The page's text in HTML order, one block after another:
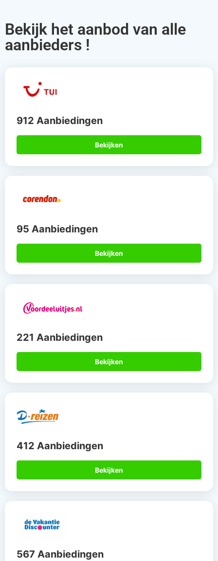
Bekijk het aanbod van alle
aanbieders !
912 Aanbiedingen
Bekijken
95 Aanbiedingen
Bekijken
221 Aanbiedingen
Bekijken
412 Aanbiedingen
Bekijken
567 Aanbiedingen